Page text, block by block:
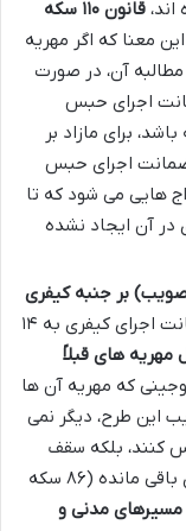
قانون ۱۱۰ سکه
معنا که اگر مهریه
مطالبه آن، در صورت
اجرای حبس
اگر مهریه بیش از ۱۱۰ سکه باشد، برای مازاد بر
ضمانت اجرای حبس
هایی می شود که تا
در آن ایجاد نشده
(در صورت تصویب) بر جنبه کیفری
اگر طرح کاهش سقف ضمانت اجرای کیفری به ۱۴
مهریه های قبلاً
که مهریه آن ها
این طرح، دیگر نمی
حبس کنند، بلکه سقف
حبس به ۱۴ سکه محدود می شود و برای باقی مانده (۸۶ سکه
مسیرهای مدنی و